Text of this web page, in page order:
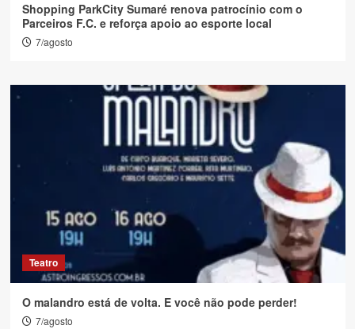
Shopping ParkCity Sumaré renova patrocínio com o
Parceiros F.C. e reforça apoio ao esporte local
7/agosto
Teatro
O malandro está de volta. E você não pode perder!
7/agosto